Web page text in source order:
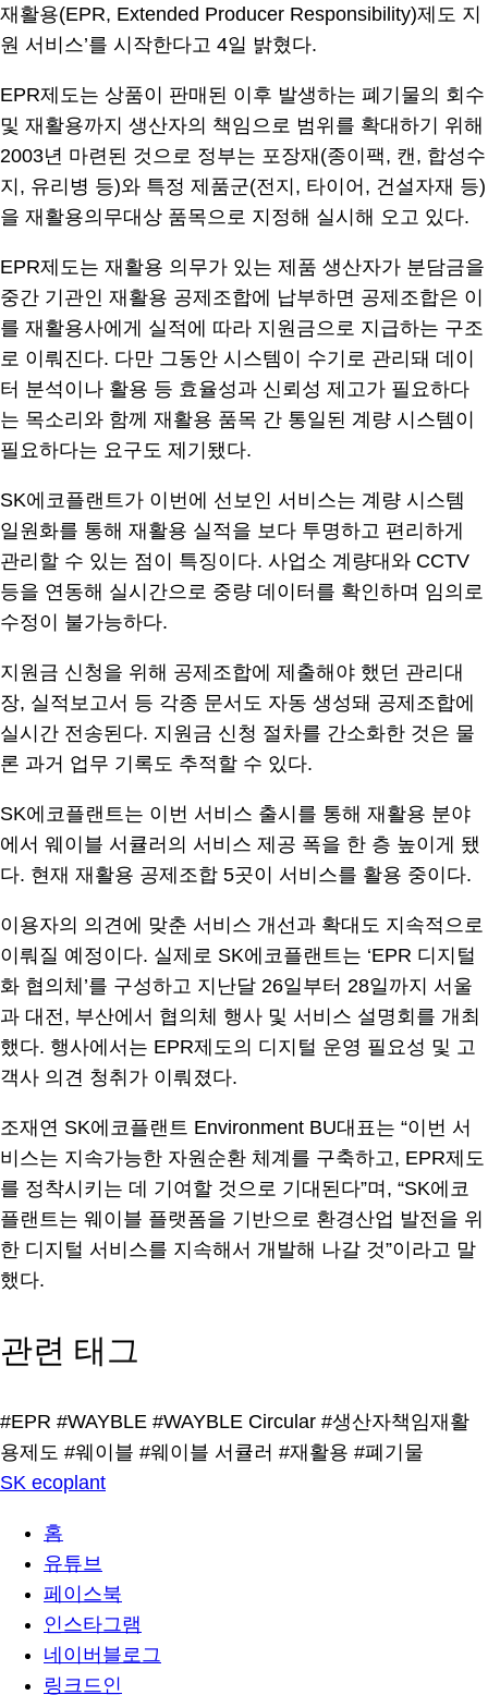
재활용(EPR, Extended Producer Responsibility)제도 지
원 서비스’를 시작한다고 4일 밝혔다.
EPR제도는 상품이 판매된 이후 발생하는 폐기물의 회수
및 재활용까지 생산자의 책임으로 범위를 확대하기 위해
2003년 마련된 것으로 정부는 포장재(종이팩, 캔, 합성수
지, 유리병 등)와 특정 제품군(전지, 타이어, 건설자재 등)
을 재활용의무대상 품목으로 지정해 실시해 오고 있다.
EPR제도는 재활용 의무가 있는 제품 생산자가 분담금을
중간 기관인 재활용 공제조합에 납부하면 공제조합은 이
를 재활용사에게 실적에 따라 지원금으로 지급하는 구조
로 이뤄진다. 다만 그동안 시스템이 수기로 관리돼 데이
터 분석이나 활용 등 효율성과 신뢰성 제고가 필요하다
는 목소리와 함께 재활용 품목 간 통일된 계량 시스템이
필요하다는 요구도 제기됐다.
SK에코플랜트가 이번에 선보인 서비스는 계량 시스템
일원화를 통해 재활용 실적을 보다 투명하고 편리하게
관리할 수 있는 점이 특징이다. 사업소 계량대와 CCTV
등을 연동해 실시간으로 중량 데이터를 확인하며 임의로
수정이 불가능하다.
지원금 신청을 위해 공제조합에 제출해야 했던 관리대
장, 실적보고서 등 각종 문서도 자동 생성돼 공제조합에
실시간 전송된다. 지원금 신청 절차를 간소화한 것은 물
론 과거 업무 기록도 추적할 수 있다.
SK에코플랜트는 이번 서비스 출시를 통해 재활용 분야
에서 웨이블 서큘러의 서비스 제공 폭을 한 층 높이게 됐
다. 현재 재활용 공제조합 5곳이 서비스를 활용 중이다.
이용자의 의견에 맞춘 서비스 개선과 확대도 지속적으로
이뤄질 예정이다. 실제로 SK에코플랜트는 ‘EPR 디지털
화 협의체’를 구성하고 지난달 26일부터 28일까지 서울
과 대전, 부산에서 협의체 행사 및 서비스 설명회를 개최
했다. 행사에서는 EPR제도의 디지털 운영 필요성 및 고
객사 의견 청취가 이뤄졌다.
조재연 SK에코플랜트 Environment BU대표는 “이번 서
비스는 지속가능한 자원순환 체계를 구축하고, EPR제도
를 정착시키는 데 기여할 것으로 기대된다”며, “SK에코
플랜트는 웨이블 플랫폼을 기반으로 환경산업 발전을 위
한 디지털 서비스를 지속해서 개발해 나갈 것”이라고 말
했다.
관련 태그
#EPR #WAYBLE #WAYBLE Circular #생산자책임재활
용제도 #웨이블 #웨이블 서큘러 #재활용 #폐기물
SK ecoplant
홈
유튜브
페이스북
인스타그램
네이버블로그
링크드인